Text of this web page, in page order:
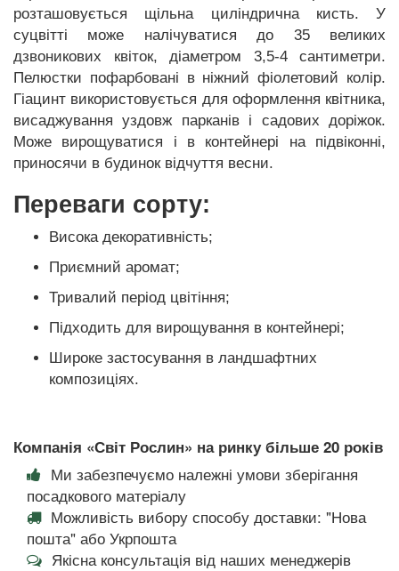
розташовується щільна циліндрична кисть. У
суцвітті може налічуватися до 35 великих
дзвоникових квіток, діаметром 3,5-4 сантиметри.
Пелюстки пофарбовані в ніжний фіолетовий колір.
Гіацинт використовується для оформлення квітника,
висаджування уздовж парканів і садових доріжок.
Може вирощуватися і в контейнері на підвіконні,
приносячи в будинок відчуття весни.
Переваги сорту:
Висока декоративність;
Приємний аромат;
Тривалий період цвітіння;
Підходить для вирощування в контейнері;
Широке застосування в ландшафтних
композиціях.
Компанія «Світ Рослин» на ринку більше 20 років
Ми забезпечуємо належні умови зберігання
посадкового матеріалу
Можливість вибору способу доставки: "Нова
пошта" або Укрпошта
Якісна консультація від наших менеджерів